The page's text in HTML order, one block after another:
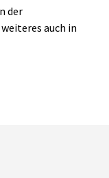
der
auch in